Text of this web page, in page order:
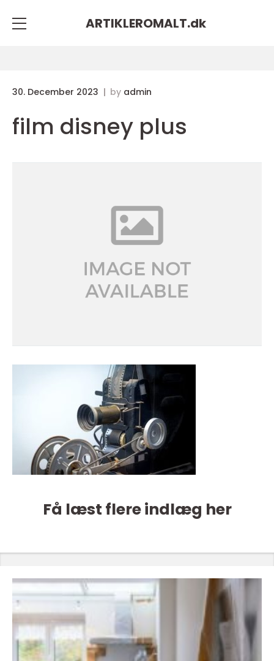
ARTIKLEROMALT.dk
30. December 2023 by admin
film disney plus
Få læst flere indlæg her